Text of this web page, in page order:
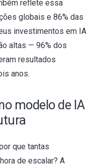
reflete essa
globais e 86% das
investimentos em IA
altas — 96% dos
resultados
anos.
modelo de IA
que tantas
de escalar? A